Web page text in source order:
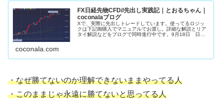
FX日経先物CFD//先出し実践記｜とおるちゃん｜
coconalaブログ
Xで、実際に先出しトレードしています。使ってるロジッ
クは下記御購入でマニュアルでお渡し。詳細な解説とリア
タイ解説などをブログで同時進行中です。9月18日 日経
coconala.com
・なぜ勝てないのか理解できないままやってる人
・このままじゃ永遠に勝てないと思ってる人